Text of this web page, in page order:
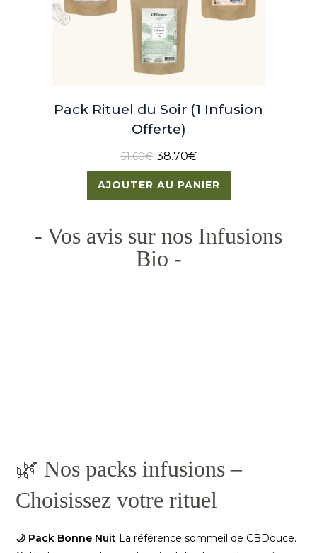
Pack Rituel du Soir (1 Infusion
Offerte)
51.60€ 38.70€
AJOUTER AU PANIER
- Vos avis sur nos Infusions
Bio -
🌿 Nos packs infusions –
Choisissez votre rituel
🌙 Pack Bonne Nuit La référence sommeil de CBDouce.